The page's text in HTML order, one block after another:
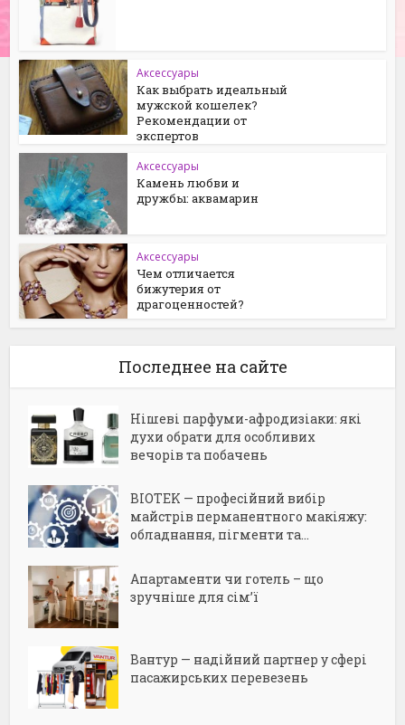
Аксессуары
Как выбрать идеальный
мужской кошелек?
Рекомендации от
экспертов
Аксессуары
Камень любви и
дружбы: аквамарин
Аксессуары
Чем отличается
бижутерия от
драгоценностей?
Последнее на сайте
Нішеві парфуми-афродизіаки: які
духи обрати для особливих
вечорів та побачень
BIOTEK — професійний вибір
майстрів перманентного макіяжу:
обладнання, пігменти та...
Апартаменти чи готель – що
зручніше для сім’ї
Вантур — надійний партнер у сфері
пасажирських перевезень